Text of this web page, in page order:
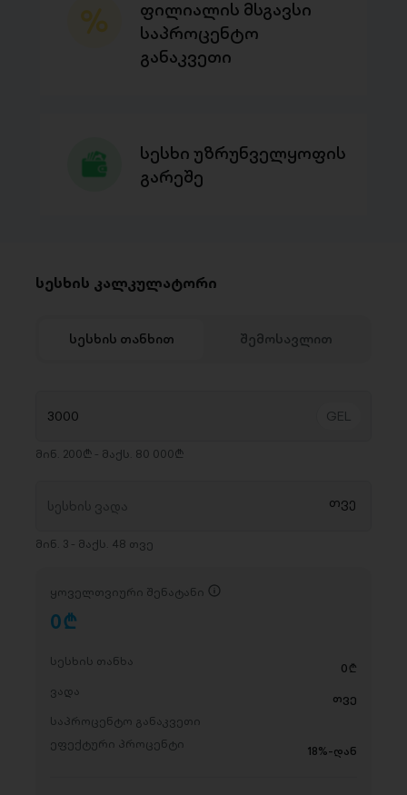
ფილიალის მსგავსი
საპროცენტო
განაკვეთი
სესხი უზრუნველყოფის
გარეშე
სესხის კალკულატორი
სესხის თანხით შემოსავლით
მინ. 200₾ - მაქს. 80 000₾
მინ. 3 - მაქს. 48 თვე
ყოველთვიური შენატანი
0D
სესხის თანხა 0 D
ვადა
თვე
საპროცენტო განაკვეთი
ეფექტური პროცენტი
18%-დან